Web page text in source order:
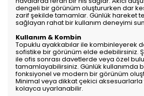
dengeli bir görünüm oluştururken dar
zarif şekilde tamamlar. Günlük hareket
sağlayan rahat bir kullanım deneyimi
Kullanım & Kombin
Topuklu ayakkabılar ile kombinleyerek
sofistike bir görünüm elde edebilirsiniz.
ile ofis sonrası davetlerde veya özel
tamamlayabilirsiniz. Günlük kullanımda
fonksiyonel ve modern bir görünüm
Minimal veya dikkat çekici aksesuarlarla
kolayca uyarlanabilir.